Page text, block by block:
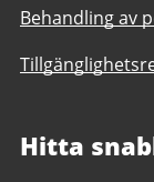
Behandling av
Hitta